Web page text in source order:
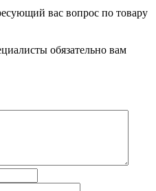
вас вопрос по товару
обязательно вам